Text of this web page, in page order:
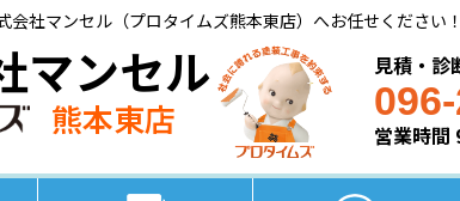
社マンセル（プロタイムズ熊本東店）へお任せください！
マンセル
熊本東店
見積・診
営業時間